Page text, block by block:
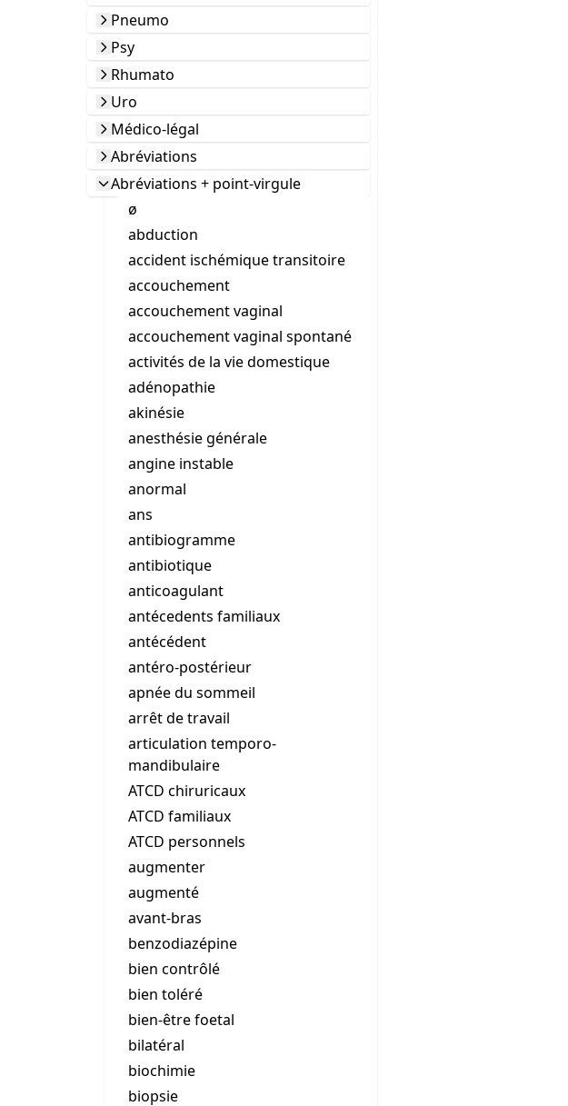
Pneumo
Psy
Rhumato
Uro
Médico-légal
Abréviations
Abréviations + point-virgule
ø
abduction
accident ischémique transitoire
accouchement
accouchement vaginal
accouchement vaginal spontané
activités de la vie domestique
adénopathie
akinésie
anesthésie générale
angine instable
anormal
ans
antibiogramme
antibiotique
anticoagulant
antécedents familiaux
antécédent
antéro-postérieur
apnée du sommeil
arrêt de travail
articulation temporo-
mandibulaire
ATCD chiruricaux
ATCD familiaux
ATCD personnels
augmenter
augmenté
avant-bras
benzodiazépine
bien contrôlé
bien toléré
bien-être foetal
bilatéral
biochimie
biopsie